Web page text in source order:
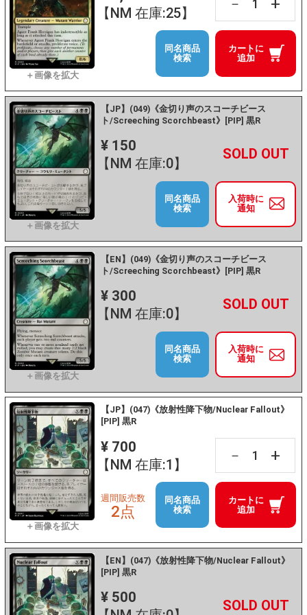
【NM 在庫:25】
－
カートに
追加
同名商品
検索
【JP】(049)《金切り声のスコーチビース
ト/Screeching Scorchbeast》[PIP] 黒R
¥ 150
【NM 在庫:0】
－ +
入荷時に
通知
同名商品
検索
【EN】(049)《金切り声のスコーチビース
ト/Screeching Scorchbeast》[PIP] 黒R
¥ 300
【NM 在庫:0】
－ +
入荷時に
通知
同名商品
検索
【JP】(047)《放射性降下物/Nuclear Fallout》
[PIP] 黒R
¥ 700
【NM 在庫:1】
－ +
カートに
追加
週間販売数
2点
同名商品
検索
【EN】(047)《放射性降下物/Nuclear Fallout》
[PIP] 黒R
¥ 500
－ +